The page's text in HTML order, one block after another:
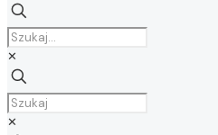
✕
✕